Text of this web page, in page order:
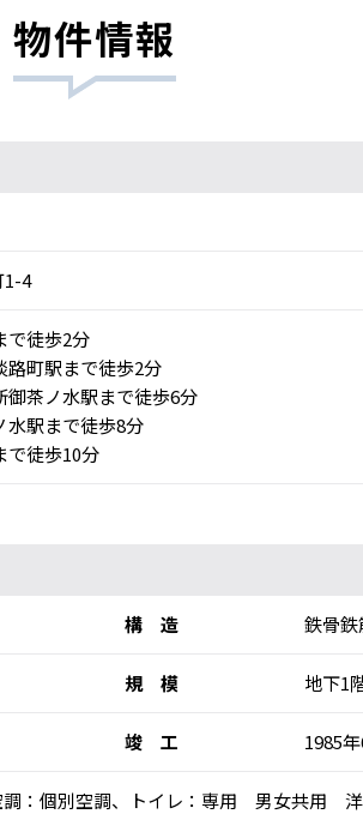
物件情報
1-4
徒歩2分
町駅まで徒歩2分
茶ノ水駅まで徒歩6分
駅まで徒歩8分
徒歩10分
構 造 鉄骨
規 模 地下1
竣 工 1985
：個別空調、トイレ：専用 男女共用